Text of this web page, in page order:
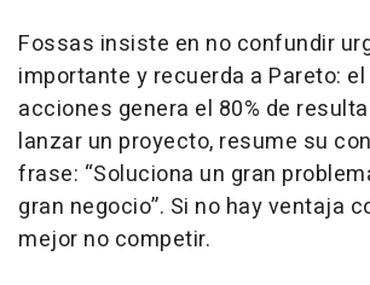
Fossas insiste en no confundir
importante y recuerda a Pareto: el
acciones genera el 80% de
lanzar un proyecto, resume su
frase: “Soluciona un gran
gran negocio”. Si no hay ventaja
mejor no competir.